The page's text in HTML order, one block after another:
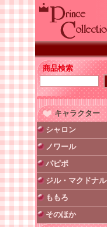
商品検索
キャラクター
シャロン
ノワール
パピポ
ジル・マクドナ
ももろ
そのほか